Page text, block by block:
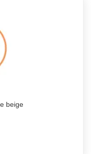
beige